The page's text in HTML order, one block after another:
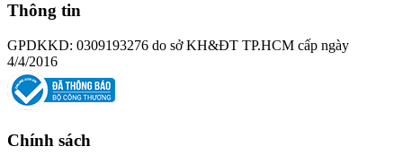
Thông tin
GPDKKD: 0309193276 do sở KH&ĐT TP.HCM cấp ngày
4/4/2016
Chính sách